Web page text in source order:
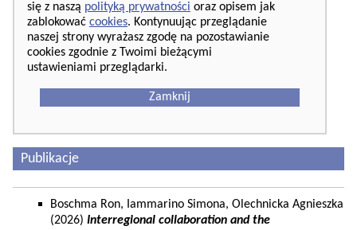
się z naszą polityką prywatności oraz opisem jak
zablokować cookies. Kontynuując przeglądanie
naszej strony wyrażasz zgodę na pozostawianie
cookies zgodnie z Twoimi bieżącymi
ustawieniami przeglądarki.
Zamknij
Publikacje
Boschma Ron, Iammarino Simona, Olechnicka Agnieszka
(2026) Interregional collaboration and the